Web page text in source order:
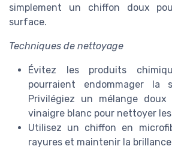
simplement un chiffon doux
surface.
Techniques de nettoyage
Évitez les produits
pourraient endommager la
Privilégiez un mélange
vinaigre blanc pour nettoyer
Utilisez un chiffon en
rayures et maintenir la